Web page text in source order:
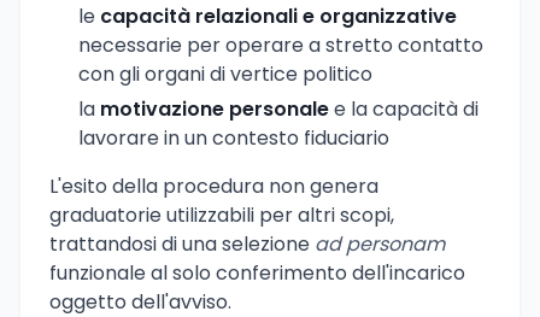
le capacità relazionali e organizzative
necessarie per operare a stretto contatto
con gli organi di vertice politico
la motivazione personalee la capacità di
lavorare in un contesto fiduciario
L'esito della procedura non genera
graduatorie utilizzabili per altri scopi,
trattandosi di una selezione ad personam
funzionale al solo conferimento dell'incarico
oggetto dell'avviso.